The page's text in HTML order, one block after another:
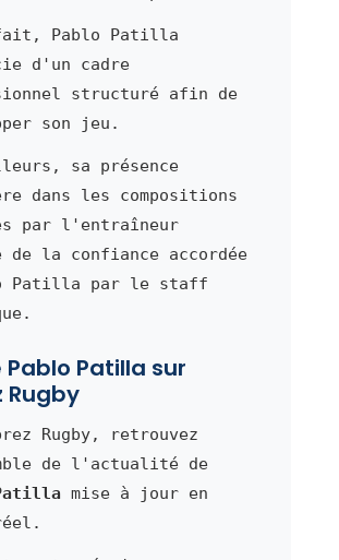
Pablo Patilla
d'un cadre
structuré afin de
son jeu.
sa présence
dans les compositions
par l'entraîneur
de la confiance accordée
Patilla par le staff
Pablo Patilla sur
Rugby
Rugby, retrouvez
de l'actualité de
mise à jour en